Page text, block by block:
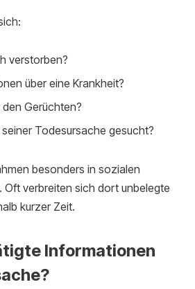
verstorben?
über eine Krankheit?
Gerüchten?
Todesursache gesucht?
besonders in sozialen
Oft verbreiten sich dort unbelegte
kurzer Zeit.
Informationen